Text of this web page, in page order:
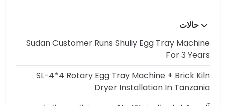
حالات
Sudan Customer Runs Shuliy Egg Tray Machine
For 3 Years
SL-4*4 Rotary Egg Tray Machine + Brick Kiln
Dryer Installation In Tanzania